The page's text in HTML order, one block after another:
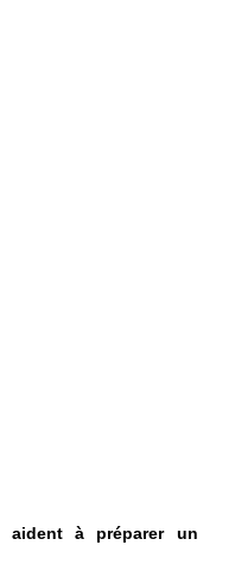
aident à préparer un